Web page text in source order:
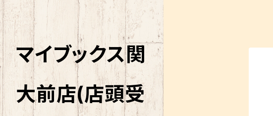
マイブックス関
大前店(店頭受